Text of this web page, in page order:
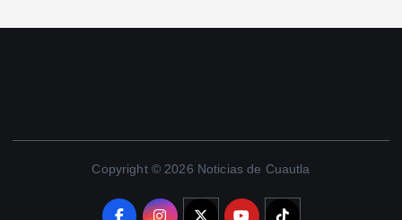
Copyright © 2026 Noticias de Cuautla